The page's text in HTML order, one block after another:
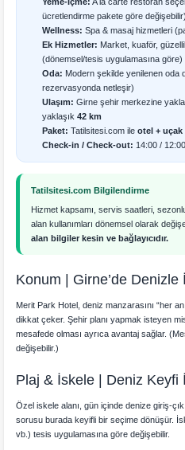
ücretlendirme pakete göre değişebilir)
Wellness: Spa & masaj hizmetleri
Ek Hizmetler: Market, kuaför,
(dönemsel/tesis uygulamasına göre)
Oda: Modern şekilde yenilenen oda
rezervasyonda netleşir)
Ulaşım: Girne şehir merkezine
yaklaşık42 km
Paket: Tatilsitesi.com ileotel + uçak
Check-in / Check-out: 14:00 /
Tatilsitesi.com Bilgilendirme
Hizmet kapsamı, servis saatleri,
alan kullanımları dönemsel olarak
alan bilgiler kesin ve bağlayıcıdır.
Konum | Girne’de Denizle
Merit Park Hotel, deniz manzarasını “her an
dikkat çeker. Şehir planı yapmak isteyen
mesafede olması ayrıca avantaj sağlar.
değişebilir.)
Plaj & İskele | Deniz Keyfi
Özel iskele alanı, gün içinde denize giriş-
sorusu burada keyifli bir seçime dönüşür.
vb.) tesis uygulamasına göre değişebilir.